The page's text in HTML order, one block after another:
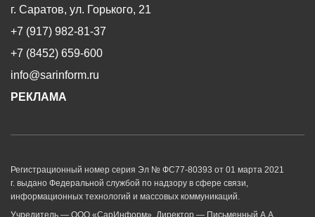
г. Саратов, ул. Горького, 21
+7 (917) 982-81-37
+7 (8452) 659-600
info@sarinform.ru
РЕКЛАМА
Регистрационный номер серия Эл № ФС77-80393 от 01 марта 2021
г. выдано Федеральной службой по надзору в сфере связи,
информационных технологий и массовых коммуникаций.
Учредитель — ООО «СарИнформ». Директор — Письменный А.А.